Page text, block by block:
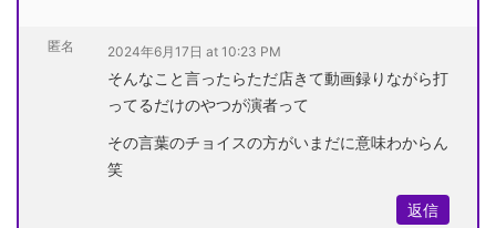
匿名 2024年6月17日 at 10:23 PM
そんなこと言ったらただ店きて動画録りながら打
ってるだけのやつが演者って
その言葉のチョイスの方がいまだに意味わからん
笑
返信